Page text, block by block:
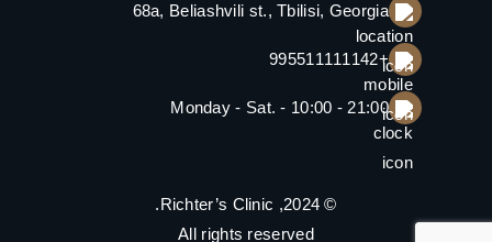
68a, Beliashvili st., Tbilisi, Georgia
+995511111142
Monday - Sat. - 10:00 - 21:00
© 2024,
Richter’s Clinic
.
All rights reserved